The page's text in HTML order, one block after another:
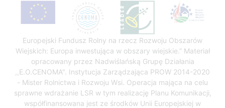
Europejski Fundusz Rolny na rzecz Rozwoju Obszarów
Wiejskich: Europa inwestująca w obszary wiejskie.” Materiał
opracowany przez Nadwiślańską Grupę Działania
,,E.O.CENOMA". Instytucja Zarządzająca PROW 2014-2020
- Mister Rolnictwa i Rozwoju Wsi. Operacja mająca na celu
sprawne wdrażanie LSR w tym realizację Planu Komunikacji,
współfinansowana jest ze środków Unii Europejskiej w